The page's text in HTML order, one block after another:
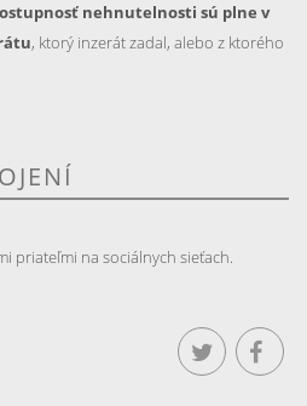
nehnutelnosti sú plne v
, ktorý inzerát zadal, alebo z ktorého
priateľmi na sociálnych sieťach.